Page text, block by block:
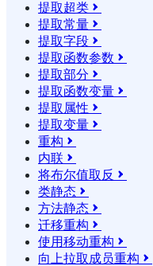
提取超类 
提取常量 
提取字段 
提取函数参数 
提取部分 
提取函数变量 
提取属性 
提取变量 
重构 
内联 
将布尔值取反 
类静态 
方法静态 
迁移重构 
使用移动重构 
向上拉取成员重构 